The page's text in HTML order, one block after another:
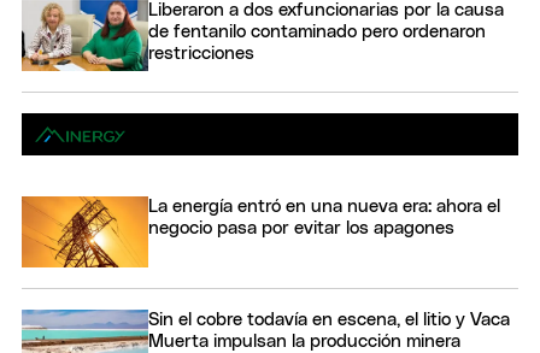
Liberaron a dos exfuncionarias por la causa
de fentanilo contaminado pero ordenaron
restricciones
La energía entró en una nueva era: ahora el
negocio pasa por evitar los apagones
Sin el cobre todavía en escena, el litio y Vaca
Muerta impulsan la producción minera